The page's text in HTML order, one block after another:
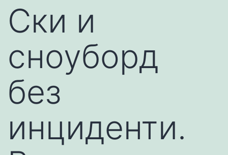
Ски и
сноуборд
без
инциденти.